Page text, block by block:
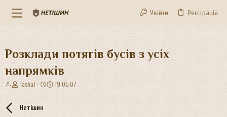
Увійти Реєстрація
Розклади потягів бусів з усіх
напрямків
А
о
Tasha1
Д
19.06.07
Нетішин